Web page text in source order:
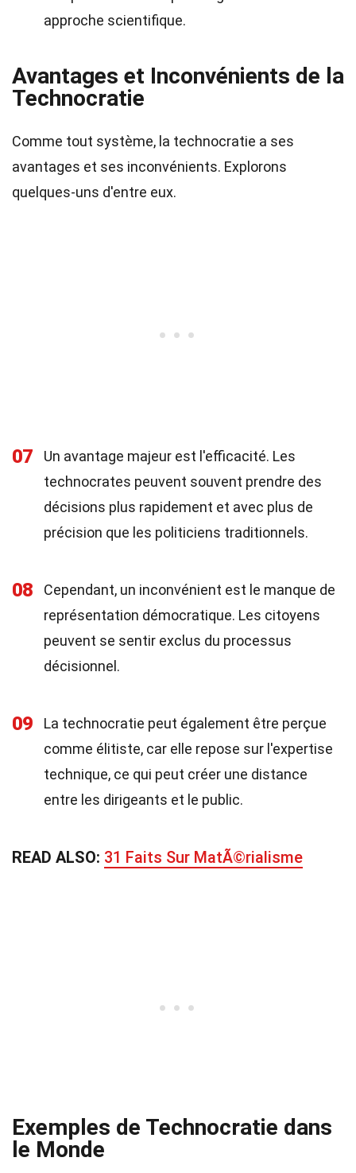
approche scientifique.
Avantages et Inconvénients de la
Technocratie
Comme tout système, la technocratie a ses
avantages et ses inconvénients. Explorons
quelques-uns d'entre eux.
07
Un avantage majeur est l'efficacité. Les
technocrates peuvent souvent prendre des
décisions plus rapidement et avec plus de
précision que les politiciens traditionnels.
08
Cependant, un inconvénient est le manque de
représentation démocratique. Les citoyens
peuvent se sentir exclus du processus
décisionnel.
09
La technocratie peut également être perçue
comme élitiste, car elle repose sur l'expertise
technique, ce qui peut créer une distance
entre les dirigeants et le public.
READ ALSO: 31 Faits Sur MatÃ©rialisme
Exemples de Technocratie dans
le Monde